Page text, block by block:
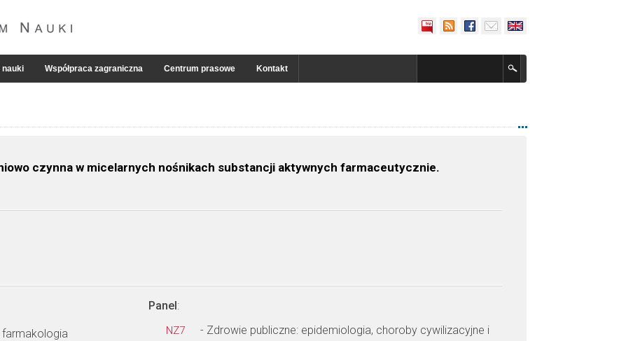
nauki Współpraca zagraniczna Centrum prasowe Kontakt
czynna w micelarnych nośnikach substancji aktywnych farmaceutycznie.
farmakologia
Panel:
NZ7
- Zdrowie publiczne: epidemiologia, choroby cywilizacyjne i